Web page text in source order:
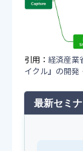
引用： 経済産業
イクル』の開発
最新セミ